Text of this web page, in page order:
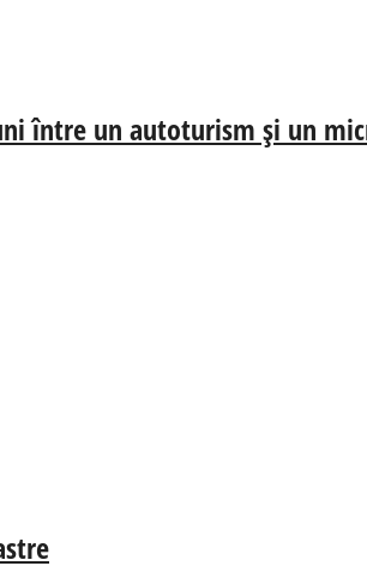
între un autoturism și un